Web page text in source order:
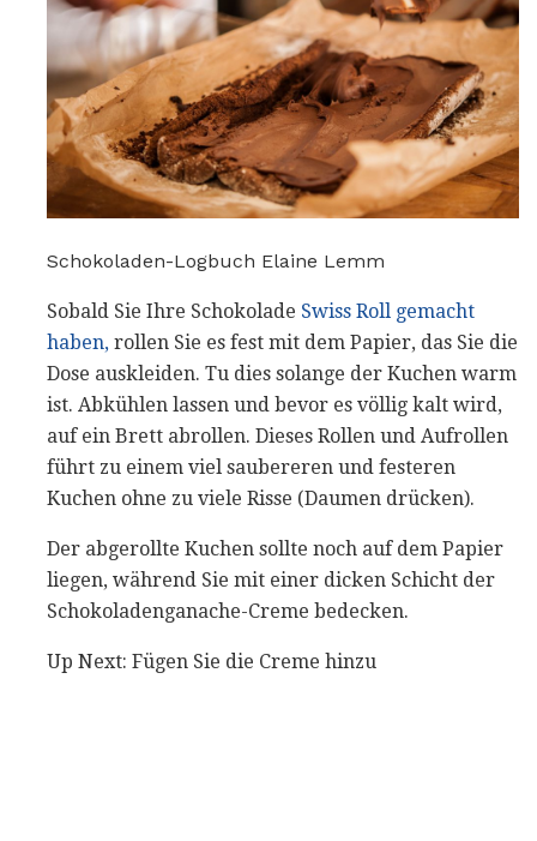
Schokoladen-Logbuch Elaine Lemm
Sobald Sie Ihre Schokolade Swiss Roll gemacht
haben, rollen Sie es fest mit dem Papier, das Sie die
Dose auskleiden. Tu dies solange der Kuchen warm
ist. Abkühlen lassen und bevor es völlig kalt wird,
auf ein Brett abrollen. Dieses Rollen und Aufrollen
führt zu einem viel saubereren und festeren
Kuchen ohne zu viele Risse (Daumen drücken).
Der abgerollte Kuchen sollte noch auf dem Papier
liegen, während Sie mit einer dicken Schicht der
Schokoladenganache-Creme bedecken.
Up Next: Fügen Sie die Creme hinzu